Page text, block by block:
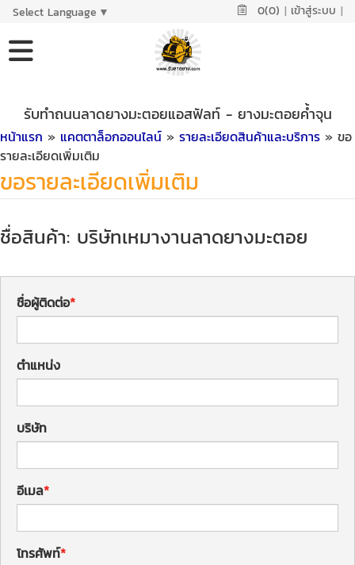
Select Language ▼ 0(0) | เข้าสู่ระบบ |
รับทำถนนลาดยางมะตอยแอสฟัลท์ - ยางมะตอยค้ำจุน
หน้าแรก » แคตตาล็อกออนไลน์ » รายละเอียดสินค้าและบริการ » ขอ
รายละเอียดเพิ่มเติม
ขอรายละเอียดเพิ่มเติม
ชื่อสินค้า: บริษัทเหมางานลาดยางมะตอย
ชื่อผู้ติดต่อ
ตำแหน่ง
บริษัท
อีเมล
โทรศัพท์